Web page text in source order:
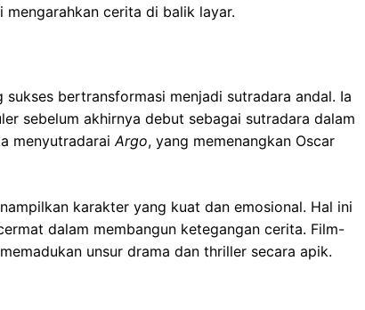
cerita di balik layar.
sukses bertransformasi menjadi sutradara andal. Ia
sebelum akhirnya debut sebagai sutradara dalam
menyutradaraiArgo, yang memenangkan Oscar
karakter yang kuat dan emosional. Hal ini
dalam membangun ketegangan cerita. Film-
unsur drama dan thriller secara apik.